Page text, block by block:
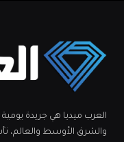
العرب ميديا هي جريدة يومية